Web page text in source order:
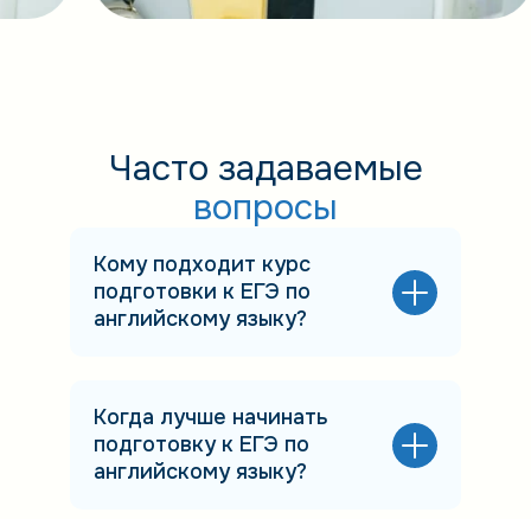
Часто задаваемые
вопросы
Кому подходит курс
подготовки к ЕГЭ по
английскому языку?
Когда лучше начинать
подготовку к ЕГЭ по
английскому языку?